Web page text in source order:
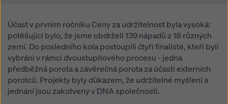
Účast v prvním ročníku Ceny za udržitelnost byla vysoká:
potěšující bylo, že jsme obdrželi 139 nápadů z 18 různých
zemí. Do posledního kola postoupili čtyři finalisté, kteří byli
vybráni v rámci dvoustupňového procesu - jedna
předběžná porota a závěrečná porota za účasti externích
porotců. Projekty byly důkazem, že udržitelné myšlení a
jednání jsou zakotveny v DNA společnosti.
cookie v dolní části této webové stránky a použitím
příslušných zaškrtávacích políček. Svůj souhlas
můžete kdykoli odvolat s budoucí účinností a bez
uvedení důvodu kliknutím nanastavení souborů
cookiev dolní části této webové stránky.
Více informací o našich souborechsouborů cookie